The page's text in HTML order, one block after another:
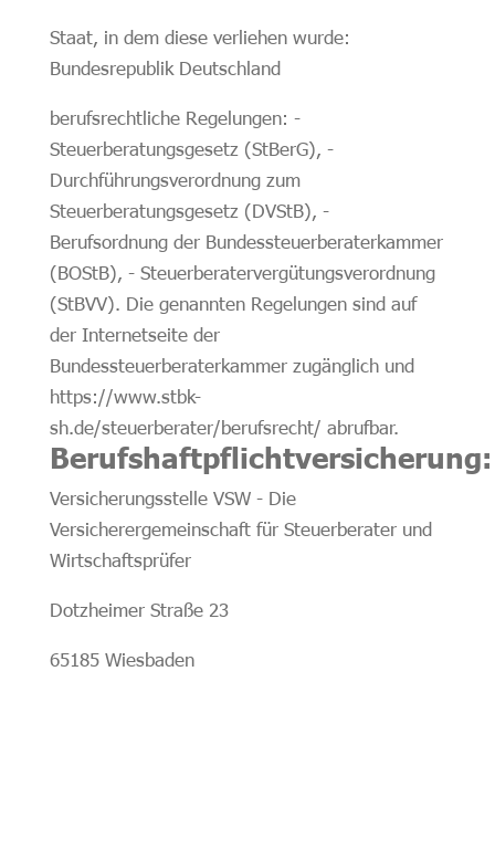
Staat, in dem diese verliehen wurde:
Bundesrepublik Deutschland
berufsrechtliche Regelungen: -
Steuerberatungsgesetz (StBerG), -
Durchführungsverordnung zum
Steuerberatungsgesetz (DVStB), -
Berufsordnung der Bundessteuerberaterkammer
(BOStB), - Steuerberatervergütungsverordnung
(StBVV). Die genannten Regelungen sind auf
der Internetseite der
Bundessteuerberaterkammer zugänglich und
https://www.stbk-
sh.de/steuerberater/berufsrecht/ abrufbar.
Berufshaftpflichtversicherung:
Versicherungsstelle VSW - Die
Versicherergemeinschaft für Steuerberater und
Wirtschaftsprüfer
Dotzheimer Straße 23
65185 Wiesbaden